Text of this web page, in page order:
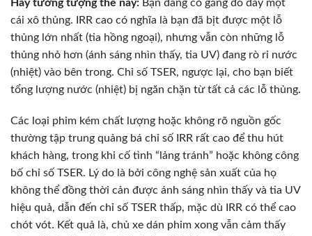
Hãy tưởng tượng thế này: Bạn đang cố gắng đổ đầy một
cái xô thủng. IRR cao có nghĩa là bạn đã bịt được một lỗ
thủng lớn nhất (tia hồng ngoại), nhưng vẫn còn những lỗ
thủng nhỏ hơn (ánh sáng nhìn thấy, tia UV) đang rò rỉ nước
(nhiệt) vào bên trong. Chỉ số TSER, ngược lại, cho bạn biết
tổng lượng nước (nhiệt) bị ngăn chặn từ tất cả các lỗ thủng.
Các loại phim kém chất lượng hoặc không rõ nguồn gốc
thường tập trung quảng bá chỉ số IRR rất cao để thu hút
khách hàng, trong khi cố tình “lảng tránh” hoặc không công
bố chỉ số TSER. Lý do là bởi công nghệ sản xuất của họ
không thể đồng thời cản được ánh sáng nhìn thấy và tia UV
hiệu quả, dẫn đến chỉ số TSER thấp, mặc dù IRR có thể cao
chót vót. Kết quả là, chủ xe dán phim xong vẫn cảm thấy